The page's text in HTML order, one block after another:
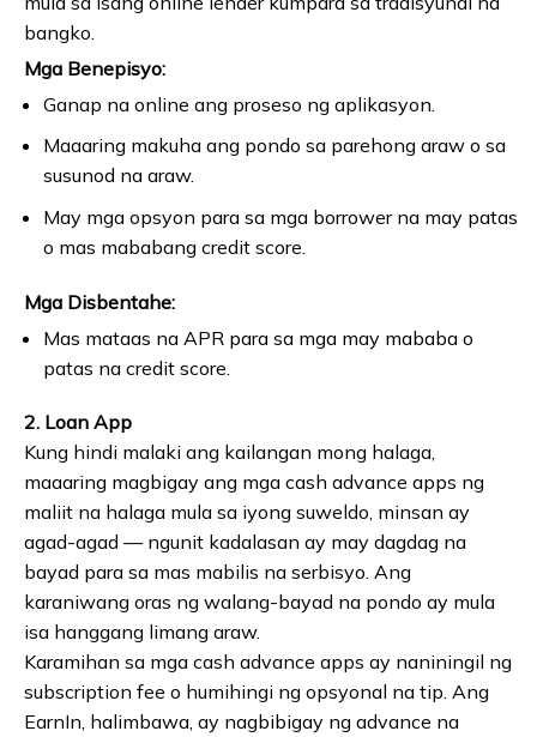
bangko.
Mga Benepisyo:
Ganap na online ang proseso ng aplikasyon.
Maaaring makuha ang pondo sa parehong araw o sa
susunod na araw.
May mga opsyon para sa mga borrower na may patas
o mas mababang credit score.
Mga Disbentahe:
Mas mataas na APR para sa mga may mababa o
patas na credit score.
2. Loan App
Kung hindi malaki ang kailangan mong halaga,
maaaring magbigay ang mga cash advance apps ng
maliit na halaga mula sa iyong suweldo, minsan ay
agad-agad — ngunit kadalasan ay may dagdag na
bayad para sa mas mabilis na serbisyo. Ang
karaniwang oras ng walang-bayad na pondo ay mula
isa hanggang limang araw.
Karamihan sa mga cash advance apps ay naniningil ng
subscription fee o humihingi ng opsyonal na tip. Ang
EarnIn, halimbawa, ay nagbibigay ng advance na